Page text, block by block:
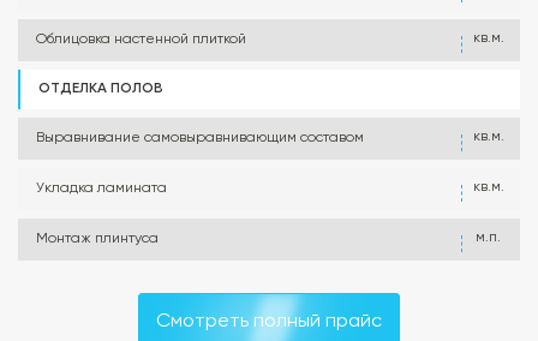
Облицовка настенной плиткой кв.м.
ОТДЕЛКА ПОЛОВ
Выравнивание самовыравнивающим составом кв.м.
Укладка ламината кв.м.
Монтаж плинтуса м.п.
Смотреть полный прайс